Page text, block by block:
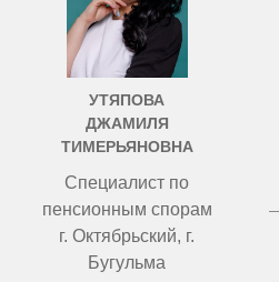
УТЯПОВА
ДЖАМИЛЯ
ТИМЕРЬЯНОВНА
Специалист по
пенсионным спорам
г. Октябрьский, г.
Бугульма